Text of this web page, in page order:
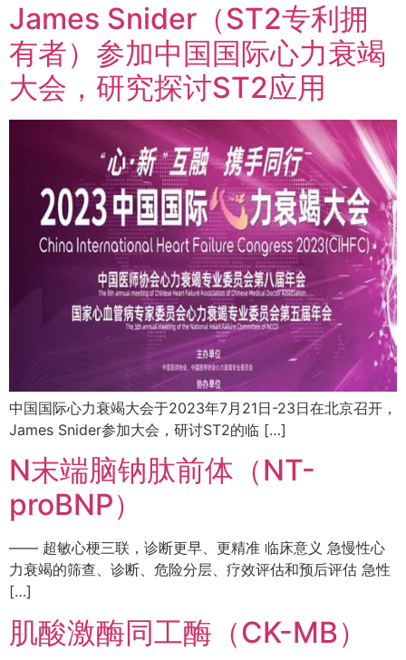
James Snider（ST2专利拥
有者）参加中国国际心力衰竭
大会，研究探讨ST2应用
中国国际心力衰竭大会于2023年7月21日-23日在北京召开，
James Snider参加大会，研讨ST2的临 […]
N末端脑钠肽前体（NT-
proBNP）
—— 超敏心梗三联，诊断更早、更精准 临床意义 急慢性心
力衰竭的筛查、诊断、危险分层、疗效评估和预后评估 急性
[…]
肌酸激酶同工酶（CK-MB）